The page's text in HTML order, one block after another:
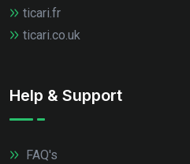
ticari.fr
ticari.co.uk
Help & Support
FAQ's